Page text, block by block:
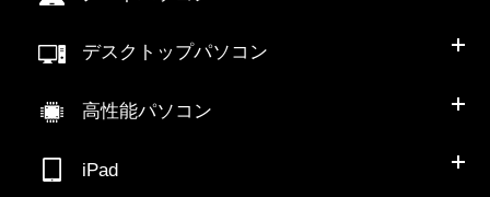
デスクトップパソコン
高性能パソコン
iPad